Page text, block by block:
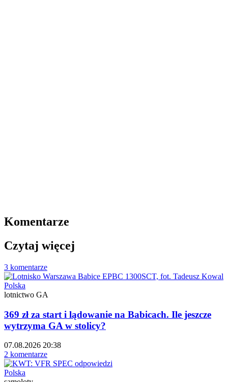
Komentarze
Czytaj więcej
3 komentarze
Polska
lotnictwo GA
369 zł za start i lądowanie na Babicach. Ile jeszcze
wytrzyma GA w stolicy?
07.08.2026 20:38
2 komentarze
Polska